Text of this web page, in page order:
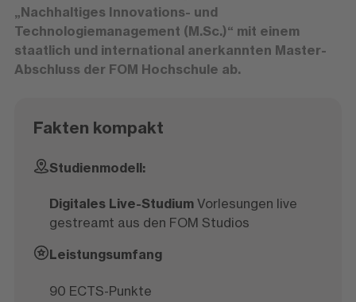
„Nachhaltiges Innovations- und
Technologiemanagement (M.Sc.)“ mit einem
staatlich und international anerkannten Master-
Abschluss der FOM Hochschule ab.
Fakten kompakt
Studienmodell:
Digitales Live-StudiumVorlesungen live
gestreamt aus den FOM Studios
Leistungsumfang
90 ECTS-Punkte